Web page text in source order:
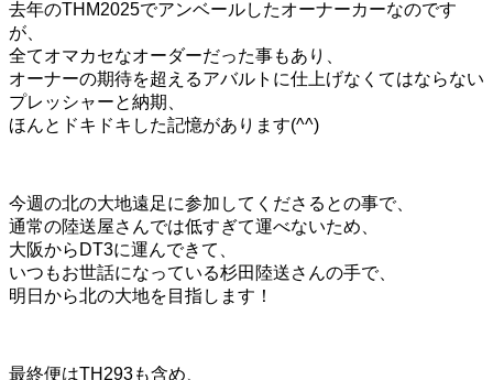
去年のTHM2025でアンベールしたオーナーカーなのです
が、
全てオマカセなオーダーだった事もあり、
オーナーの期待を超えるアバルトに仕上げなくてはならない
プレッシャーと納期、
ほんとドキドキした記憶があります(^^)
今週の北の大地遠足に参加してくださるとの事で、
通常の陸送屋さんでは低すぎて運べないため、
大阪からDT3に運んできて、
いつもお世話になっている杉田陸送さんの手で、
明日から北の大地を目指します！
最終便はTH293も含め、